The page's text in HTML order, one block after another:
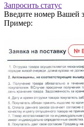
Запросить статус
Введите номер Вашей
Пример: